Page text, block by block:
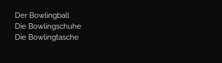
Der Bowlingball
Die Bowlingschuhe
Die Bowlingtasche